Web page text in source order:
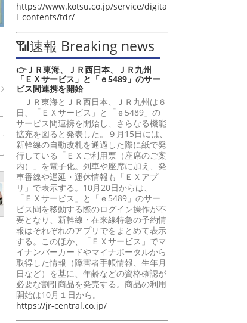
https://www.kotsu.co.jp/service/digita
l_contents/tdr/
📶速報 Breaking news
👉ＪＲ東海、ＪＲ西日本、ＪＲ九州
「ＥＸサービス」と「ｅ5489」のサー
ビス間連携を開始
ＪＲ東海とＪＲ西日本、ＪＲ九州は６
日、「ＥＸサービス」と「ｅ5489」の
サービス間連携を開始し、さらなる機能
拡充を図ると発表した。９月15日には、
新幹線の自動改札を通過した際に紙で発
行している「ＥＸご利用票（座席のご案
内）」を電子化。列車や座席に加え、発
車番線や遅延・運休情報も「ＥＸアプ
リ」で表示する。10月20日からは、
「ＥＸサービス」と「ｅ5489」のサー
ビス間を移動する際のログイン操作が不
要となり、新幹線・在来線特急の予約情
報はそれぞれのアプリでをまとめて表示
する。このほか、「ＥＸサービス」でマ
イナンバーカードやマイナポータルから
取得した情報（障害者手帳情報、生年月
日など）を基に、年齢などの資格確認が
必要な割引商品を発売する。商品の利用
開始は10月１日から。
https://jr-central.co.jp/